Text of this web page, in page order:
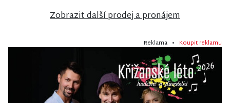
Zobrazit další prodej a pronájem
Reklama • Koupit reklamu